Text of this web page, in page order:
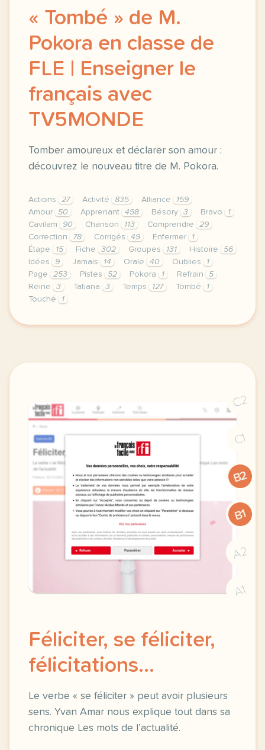
« Tombé » de M.
Pokora en classe de
FLE | Enseigner le
français avec
TV5MONDE
Tomber amoureux et déclarer son amour :
découvrez le nouveau titre de M. Pokora.
Actions 27 Activité 835 Alliance
159
Amour
50 Apprenant 498 Bésory 3 Bravo
1
Cavilam
90 Chanson 113 Comprendre
29
Correction
78 Corrigés 49 Enfermer
1
Étape
15 Fiche 302 Groupes 131 Histoire
56
Idées
9 Jamais 14 Orale 40 Oublies
1
Page
253 Pistes 52 Pokora 1 Refrain
5
Reine
3 Tatiana 3 Temps 127 Tombé
1
Touché
1
le respect de votre vie privee est une priorite
C2
C1
B2
B1
A2
A1
Féliciter, se féliciter,
félicitations...
Le verbe « se féliciter » peut avoir plusieurs
sens. Yvan Amar nous explique tout dans sa
chronique Les mots de l’actualité.